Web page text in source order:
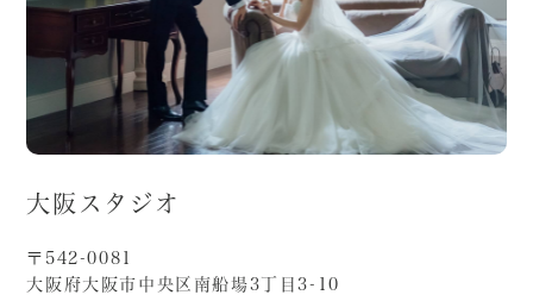
大阪スタジオ
〒542-0081
大阪府大阪市中央区南船場3丁目3-10